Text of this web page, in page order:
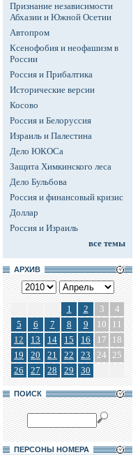
Признание независимости
Абхазии и Южной Осетии
Автопром
Ксенофобия и неофашизм в
России
Россия и Прибалтика
Исторические версии
Косово
Россия и Белоруссия
Израиль и Палестина
Дело ЮКОСа
Защита Химкинского леса
Дело Бульбова
Россия и финансовый кризис
Доллар
Россия и Израиль
все темы
АРХИВ
1 2 3
4
5
6 7 8 9 10
11
12
13 14 15 16 17
18
19
20 21 22 23 24 25
26
27 28 29 30
ПОИСК
ПЕРСОНЫ НОМЕРА